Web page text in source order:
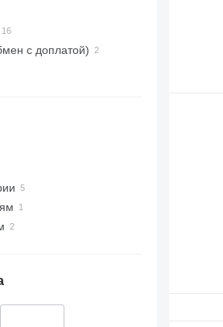
с доплатой)